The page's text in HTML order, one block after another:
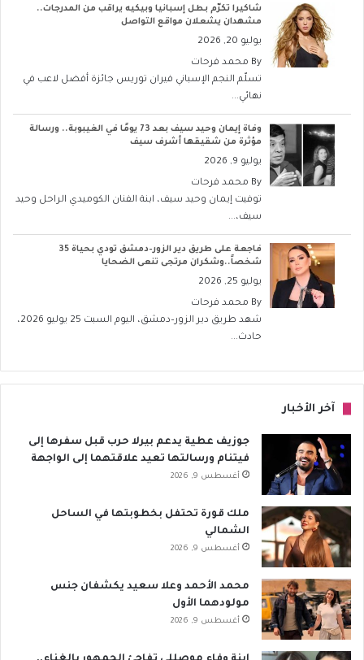
شاكيرا تكرّم بطل إسبانيا وبيكيه يراقب من المدرجات..
مشهدان يشعلان مواقع التواصل
يوليو 20, 2026
By محمد فرحات
تسلّم النجم الإسباني فيران توريس جائزة أفضل لاعب في
نهائي...
وفاة إيمان وحيد سيف بعد 73 يومًا في الغيبوبة.. ورسالة
مؤثرة من شقيقها أشرف سيف
يوليو 9, 2026
By محمد فرحات
توفيت إيمان وحيد سيف، ابنة الفنان الكوميدي الراحل وحيد
سيف،...
فاجعة على طريق دير الزور–دمشق تودي بحياة 35
شخصاً..وشكران مرتجى تنعى الضحايا
يوليو 25, 2026
By محمد فرحات
شهد طريق دير الزور–دمشق، اليوم السبت 25 يوليو 2026،
حادث...
آخر الأخبار
جوزيف عطية يدعم بيرلا حرب قبل سفرها إلى
فيتنام ورسالتها تعيد علاقتهما إلى الواجهة
أغسطس 9, 2026
ملك قورة تحتفل بخطوبتها في الساحل
الشمالي
أغسطس 9, 2026
محمد الأحمد وعلا سعيد يكشفان جنس
مولودهما الأول
أغسطس 9, 2026